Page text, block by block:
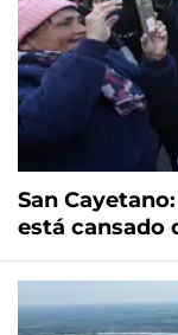
San
está cansado